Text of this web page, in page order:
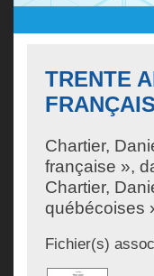
TRENTE
Chartier,
française »,
Chartier,
québécoises
Fichier(s)